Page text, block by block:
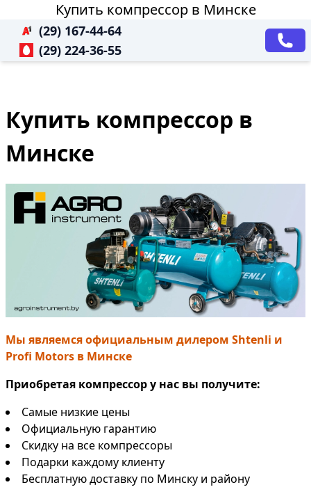
Купить компрессор в Минске
(29) 167-44-64
(29) 224-36-55
Купить компрессор в
Минске
Мы являемся официальным дилером Shtenli и
Profi Motors в Минске
Приобретая компрессор у нас вы получите:
Самые низкие цены
Официальную гарантию
Скидку на все компрессоры
Подарки каждому клиенту
Бесплатную доставку по Минску и району